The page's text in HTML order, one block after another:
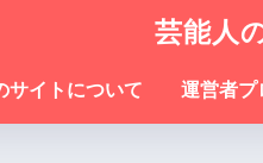
芸能人
サイトについて 運営者プ